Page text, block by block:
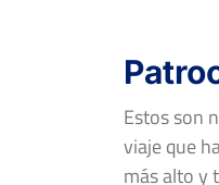
Estos son
viaje que
más alto y